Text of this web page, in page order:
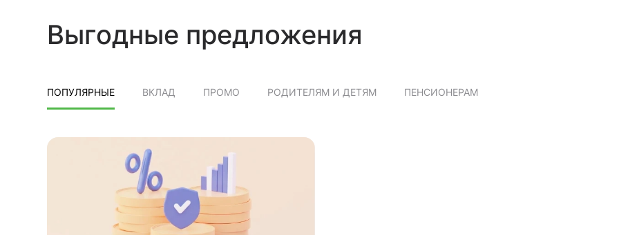
Выгодные предложения
ПОПУЛЯРНЫЕ ВКЛАД ПРОМО РОДИТЕЛЯМ И ДЕТЯМ ПЕНСИОНЕРАМ